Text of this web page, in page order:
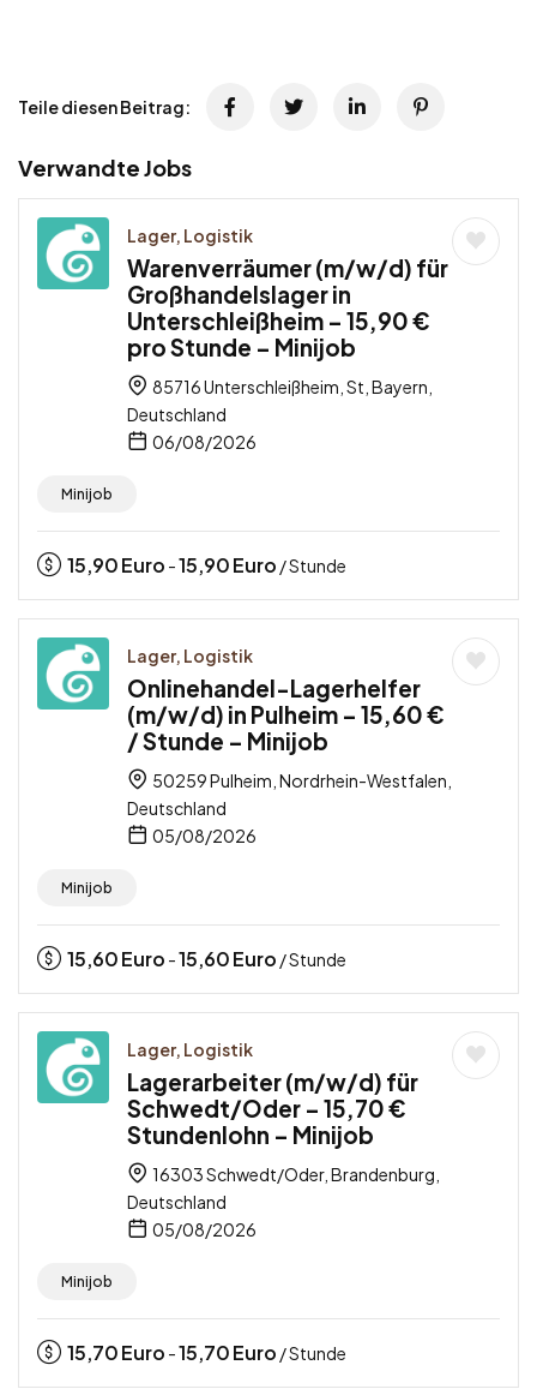
Teile diesen Beitrag:
Verwandte Jobs
Lager, Logistik
Warenverräumer (m/w/d) für
Großhandelslager in
Unterschleißheim – 15,90 €
pro Stunde – Minijob
85716 Unterschleißheim, St, Bayern,
Deutschland
06/08/2026
Minijob
15,90Euro -15,90Euro / Stunde
Lager, Logistik
Onlinehandel-Lagerhelfer
(m/w/d) in Pulheim – 15,60 €
/ Stunde – Minijob
50259 Pulheim, Nordrhein-Westfalen,
Deutschland
05/08/2026
Minijob
15,60Euro -15,60Euro / Stunde
Lager, Logistik
Lagerarbeiter (m/w/d) für
Schwedt/Oder – 15,70 €
Stundenlohn – Minijob
16303 Schwedt/Oder, Brandenburg,
Deutschland
05/08/2026
Minijob
15,70Euro -15,70Euro / Stunde